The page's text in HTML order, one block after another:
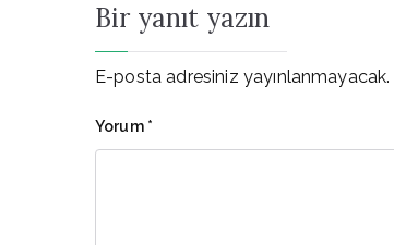
Bir yanıt yazın
E-posta adresiniz yayınlanmayacak.
Yorum *